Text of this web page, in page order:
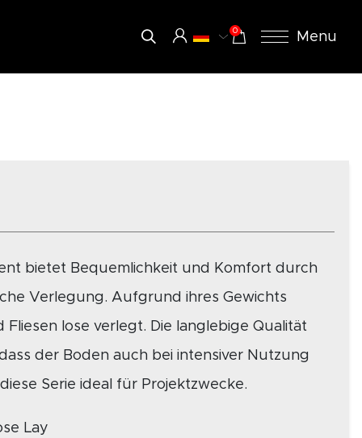
0 Menu
bietet Bequemlichkeit und Komfort durch
Verlegung. Aufgrund ihres Gewichts
Fliesen lose verlegt. Die langlebige Qualität
der Boden auch bei intensiver Nutzung
Serie ideal für Projektzwecke.
Lay